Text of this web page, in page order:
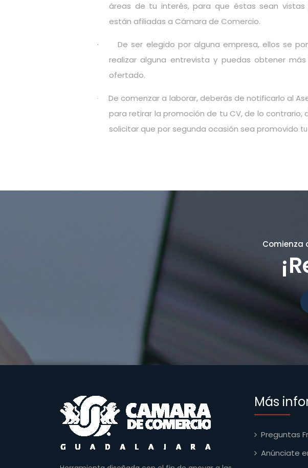
áreas de tu interés, para que éstas sean vistas
están afiliadas a Cámara de Comercio.
·
De ser elegido por alguna empresa, ellos se
realizar alguna entrevista y puedas obtener
ofertado.
·
De comenzar a laborar, deberás de notificarlo al
para retirar la promoción de tu CV, de lo contrario,
solicitar que por segunda ocasión sea promovido
Comienza
Más
Preguntas
Anúnciate